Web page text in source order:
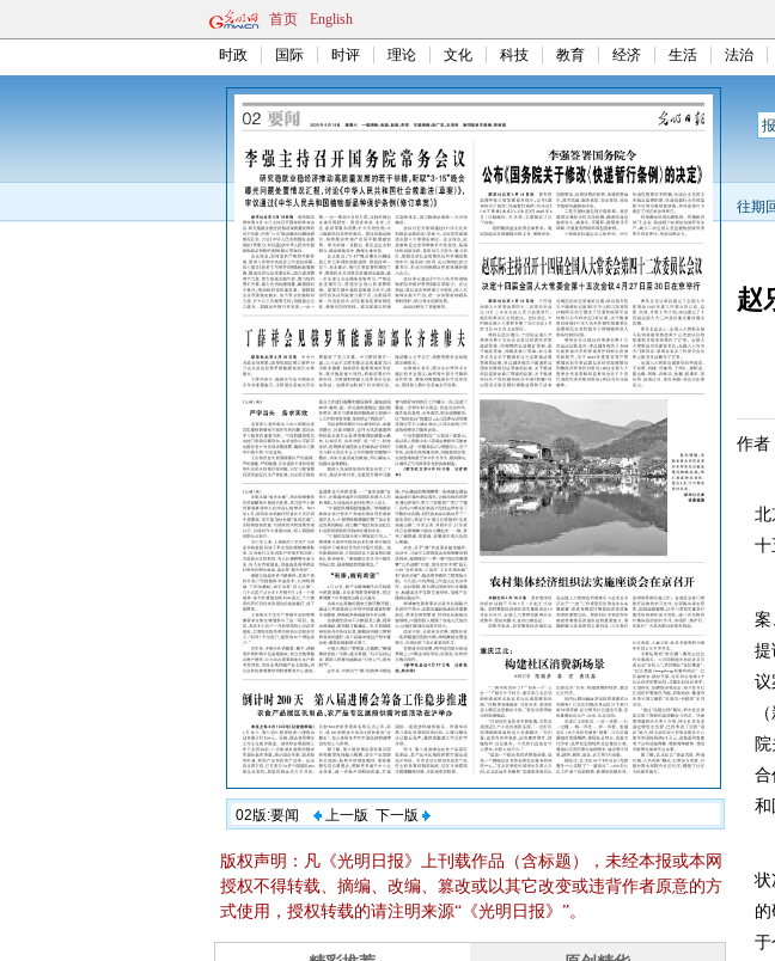
首页 English
时政 国际 时评 理论 文化 科技 教育 经济 生活 法治
02版:要闻 上一版 下一版
版权声明：凡《光明日报》上刊载作品（含标题），未经本报或本网
授权不得转载、摘编、改编、篡改或以其它改变或违背作者原意的方
式使用，授权转载的请注明来源“《光明日报》”。
往期
赵
作者
北
十
案
提
议
合
和
状
于